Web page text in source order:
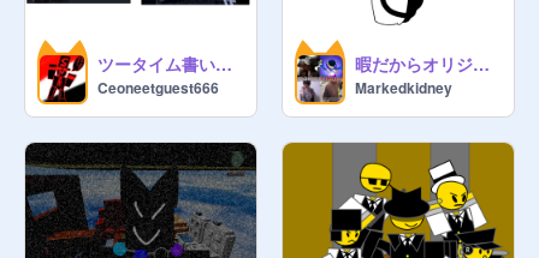
ツータイム書いた。
Ceoneetguest666
暇だからオリジナルforsakenOST多分作ります（募集）
Markedkidney